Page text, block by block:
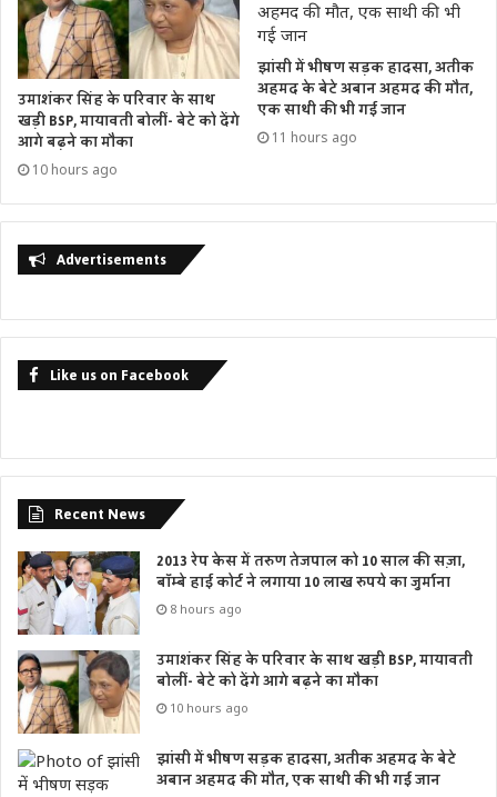
उमाशंकर सिंह के परिवार के साथ
खड़ी BSP, मायावती बोलीं- बेटे को देंगे
आगे बढ़ने का मौका
10 hours ago
झांसी में भीषण सड़क हादसा, अतीक
अहमद के बेटे अबान अहमद की मौत,
एक साथी की भी गई जान
11 hours ago
Advertisements
Like us on Facebook
Recent News
2013 रेप केस में तरुण तेजपाल को 10 साल की सज़ा,
बॉम्बे हाई कोर्ट ने लगाया 10 लाख रुपये का जुर्माना
8 hours ago
उमाशंकर सिंह के परिवार के साथ खड़ी BSP, मायावती
बोलीं- बेटे को देंगे आगे बढ़ने का मौका
10 hours ago
झांसी में भीषण सड़क हादसा, अतीक अहमद के बेटे
अबान अहमद की मौत, एक साथी की भी गई जान